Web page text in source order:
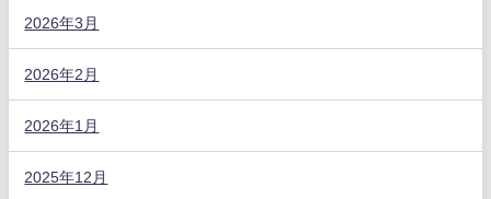
2026年3月
2026年2月
2026年1月
2025年12月